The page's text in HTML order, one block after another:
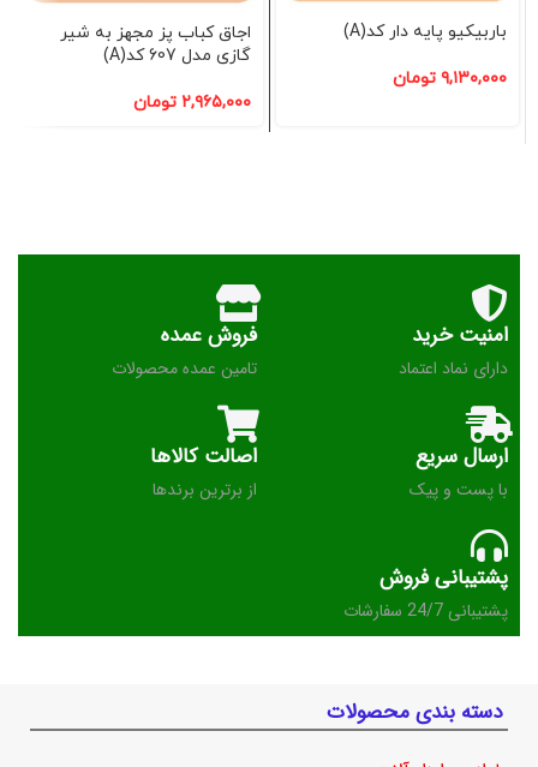
باربیکیو پایه دار کد(A)
۹,۱۳۰,۰۰۰ تومان
اجاق کباب پز مجهز به شیر
گازی مدل 607 کد(A)
۲,۹۶۵,۰۰۰ تومان
امنیت خرید
دارای نماد اعتماد
فروش عمده
تامین عمده محصولات
ارسال سریع
با پست و پیک
اصالت کالاها
از برترین برندها
پشتیبانی فروش
پشتیبانی 24/7 سفارشات
دسته بندی محصولات